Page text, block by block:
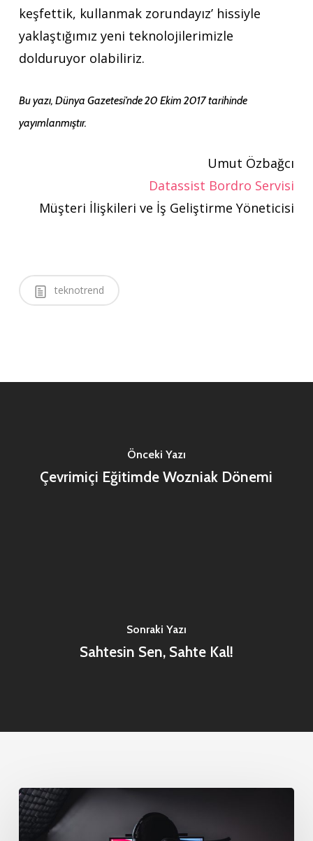
keşfettik, kullanmak zorundayız’ hissiyle
yaklaştığımız yeni teknolojilerimizle
dolduruyor olabiliriz.
Bu yazı, Dünya Gazetesi’nde 20 Ekim 2017 tarihinde
yayımlanmıştır.
Umut Özbağcı
Datassist Bordro Servisi
Müşteri İlişkileri ve İş Geliştirme Yöneticisi
teknotrend
Önceki Yazı
Çevrimiçi Eğitimde Wozniak Dönemi
Sonraki Yazı
Sahtesin Sen, Sahte Kal!
En
İyi